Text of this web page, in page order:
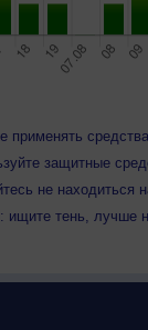
применять
защитные
не
ищите тень, лучше